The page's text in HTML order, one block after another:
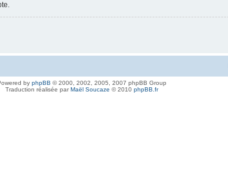
by phpBB © 2000, 2002, 2005, 2007 phpBB Group
Traduction réalisée parMaël Soucaze © 2010 phpBB.fr